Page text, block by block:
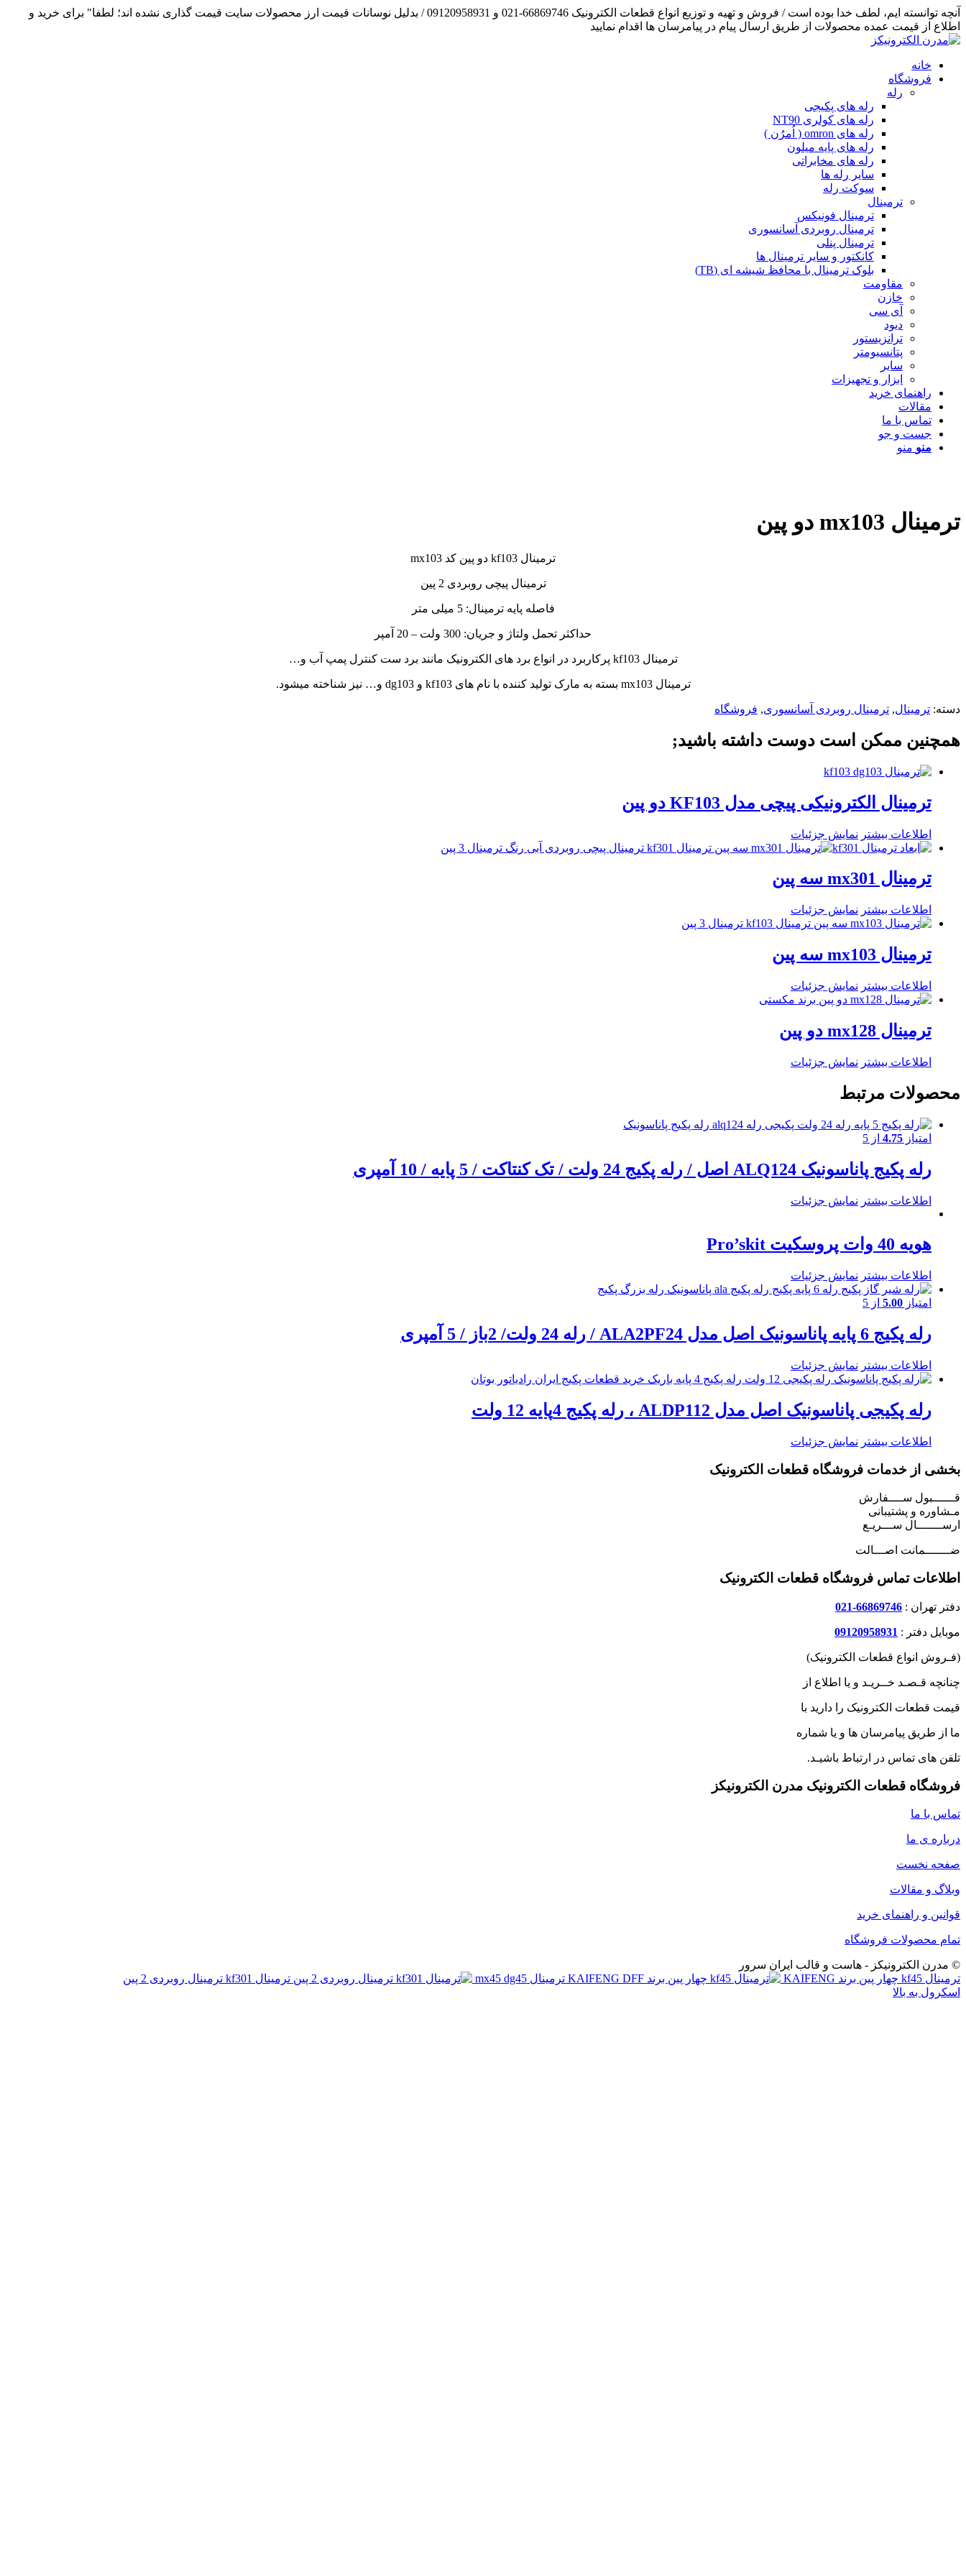
آنچه توانسته ایم، لطف خدا بوده است / فروش و تهیه و توزیع انواع قطعات الکترونیک 66869746-021 و 09120958931 / بدلیل نوسانات قیمت ارز محصولات سایت قیمت گذاری نشده اند؛ لطفا" برای خرید و
اطلاع از قیمت عمده محصولات از طریق ارسال پیام در پیامرسان ها اقدام نمایید
خانه
فروشگاه
رله
رله های پکیجی
رله های کولری NT90
رله های omron ( اُمرُن )
رله های پایه میلون
رله های مخابراتی
سایر رله ها
سوکت رله
ترمینال
ترمینال فونیکس
ترمینال روبردی آسانسوری
ترمینال پنلی
کانکتور و سایر ترمینال ها
بلوک ترمینال با محافظ شیشه ای (TB)
مقاومت
خازن
آی سی
دیود
ترانزیستور
پتانسیومتر
سایر
ابزار و تجهیزات
راهنمای خرید
مقالات
تماس با ما
جست و جو
منو منو
ترمینال mx103 دو پین
ترمینال kf103 دو پین کد mx103
ترمینال پیچی روبردی 2 پین
فاصله پایه ترمینال: 5 میلی متر
حداکثر تحمل ولتاژ و جریان: 300 ولت – 20 آمپر
ترمینال kf103 پرکاربرد در انواع برد های الکترونیک مانند برد ست کنترل پمپ آب و…
ترمینال mx103 بسته به مارک تولید کننده با نام های kf103 و dg103 و… نیز شناخته میشود.
دسته: ترمینال, ترمینال روبردی آسانسوری, فروشگاه
همچنین ممکن است دوست داشته باشید;
ترمینال الکترونیکی پیچی مدل KF103 دو پین
اطلاعات بیشتر نمایش جزئیات
ترمینال mx301 سه پین
اطلاعات بیشتر نمایش جزئیات
ترمینال mx103 سه پین
اطلاعات بیشتر نمایش جزئیات
ترمینال mx128 دو پین
اطلاعات بیشتر نمایش جزئیات
محصولات مرتبط
امتیاز 4.75 از 5
رله پکیج پاناسونیک ALQ124 اصل / رله پکیج 24 ولت / تک کنتاکت / 5 پایه / 10 آمپری
اطلاعات بیشتر نمایش جزئیات
هویه 40 وات پروسکیت Pro’skit
اطلاعات بیشتر نمایش جزئیات
امتیاز 5.00 از 5
رله پکیج 6 پایه پاناسونیک اصل مدل ALA2PF24 / رله 24 ولت/ 2باز / 5 آمپری
اطلاعات بیشتر نمایش جزئیات
رله پکیجی پاناسونیک اصل مدل ALDP112 ، رله پکیج 4پایه 12 ولت
اطلاعات بیشتر نمایش جزئیات
بخشی از خدمات فروشگاه قطعات الکترونیک
قــــــبول ســــفارش
مـشاوره و پشتیبانی
ارســـــــال ســـریـع
ضـــــــمانت اصـــالت
اطلاعات تماس فروشگاه قطعات الکترونیک
دفتر تهران : 66869746-021
موبایل دفتر : 09120958931
(فـروش انواع قطعات الکترونیک)
چنانچه قـصـد خــریـد و یا اطلاع از
قیمت قطعات الکترونیک را دارید با
ما از طریق پیامرسان ها و یا شماره
تلفن های تماس در ارتباط باشیـد.
فروشگاه قطعات الکترونیک مدرن الکترونیکز
تماس با ما
درباره ی ما
صفحه نخست
وبلاگ و مقالات
قوانین و راهنمای خرید
تمام محصولات فروشگاه
© مدرن الکترونیکز - هاست و قالب ایران سرور
ترمینال kf45 چهار پین برند KAIFENG
ترمینال kf301 ترمینال روبردی 2 پین
اسکرول به بالا